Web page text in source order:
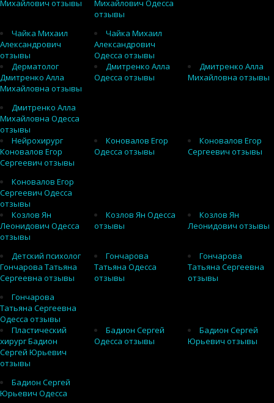
Михайлович отзывы
Михайлович Одесса
отзывы
Чайка Михаил
Александрович
отзывы
Чайка Михаил
Александрович
Одесса отзывы
Дерматолог
Дмитренко Алла
Михайловна отзывы
Дмитренко Алла
Одесса отзывы
Дмитренко Алла
Михайловна отзывы
Дмитренко Алла
Михайловна Одесса
отзывы
Нейрохирург
Коновалов Егор
Сергеевич отзывы
Коновалов Егор
Одесса отзывы
Коновалов Егор
Сергеевич отзывы
Коновалов Егор
Сергеевич Одесса
отзывы
Козлов Ян
Леонидович Одесса
отзывы
Козлов Ян Одесса
отзывы
Козлов Ян
Леонидович отзывы
Детский психолог
Гончарова Татьяна
Сергеевна отзывы
Гончарова
Татьяна Одесса
отзывы
Гончарова
Татьяна Сергеевна
отзывы
Гончарова
Татьяна Сергеевна
Одесса отзывы
Пластический
хирург Бадион
Сергей Юрьевич
отзывы
Бадион Сергей
Одесса отзывы
Бадион Сергей
Юрьевич отзывы
Бадион Сергей
Юрьевич Одесса